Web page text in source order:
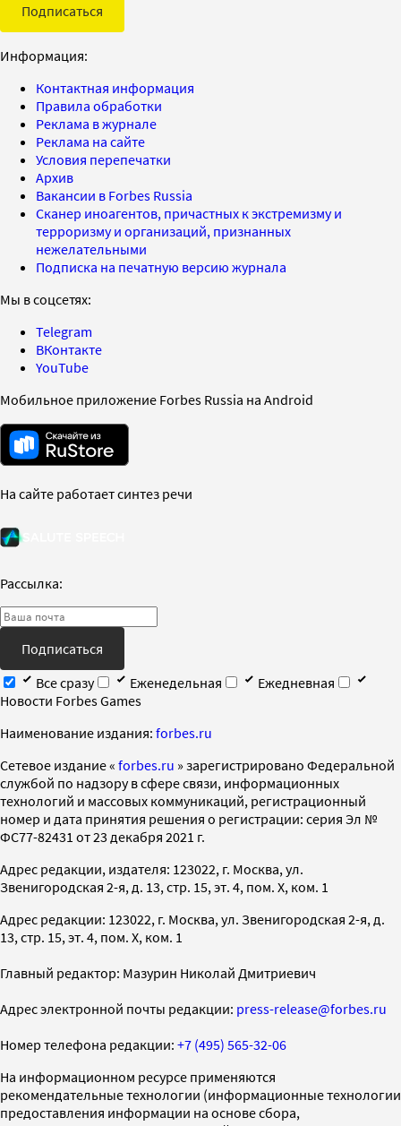
Подписаться
Информация:
Контактная информация
Правила обработки
Реклама в журнале
Реклама на сайте
Условия перепечатки
Архив
Вакансии в Forbes Russia
Сканер иноагентов, причастных к экстремизму и
терроризму и организаций, признанных
нежелательными
Подписка на печатную версию журнала
Мы в соцсетях:
Telegram
ВКонтакте
YouTube
Мобильное приложение Forbes Russia на Android
На сайте работает синтез речи
Рассылка:
Подписаться
Все сразу
Еженедельная
Ежедневная
Новости Forbes Games
Наименование издания: forbes.ru
Cетевое издание « forbes.ru » зарегистрировано Федеральной
службой по надзору в сфере связи, информационных
технологий и массовых коммуникаций, регистрационный
номер и дата принятия решения о регистрации: серия Эл №
ФС77-82431 от 23 декабря 2021 г.
Адрес редакции, издателя: 123022, г. Москва, ул.
Звенигородская 2-я, д. 13, стр. 15, эт. 4, пом. X, ком. 1
Адрес редакции: 123022, г. Москва, ул. Звенигородская 2-я, д.
13, стр. 15, эт. 4, пом. X, ком. 1
Главный редактор: Мазурин Николай Дмитриевич
Адрес электронной почты редакции: press-release@forbes.ru
Номер телефона редакции: +7 (495) 565-32-06
На информационном ресурсе применяются
рекомендательные технологии (информационные технологии
предоставления информации на основе сбора,